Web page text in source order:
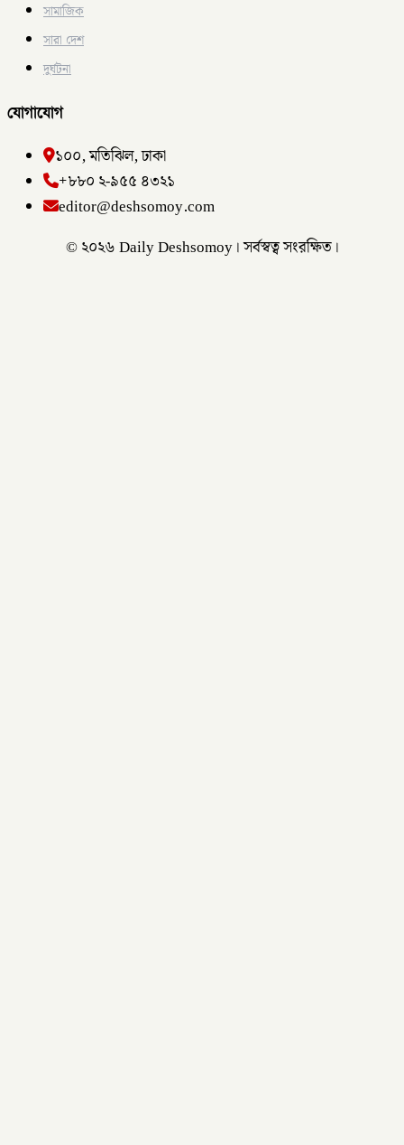
সামাজিক
সারা দেশ
দুর্ঘটনা
যোগাযোগ
১০০, মতিঝিল, ঢাকা
+৮৮০ ২-৯৫৫ ৪৩২১
editor@deshsomoy.com
© ২০২৬ Daily Deshsomoy। সর্বস্বত্ব সংরক্ষিত।